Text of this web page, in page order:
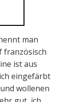
man
französisch
ist aus
eingefärbt
wollenen